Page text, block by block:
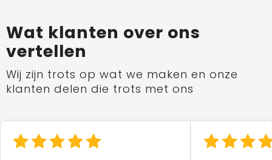
Wat klanten over ons
vertellen
Wij zijn trots op wat we maken en onze
klanten delen die trots met ons